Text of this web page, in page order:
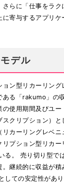
さらに「仕事をラク
寄与するアプリケ
デル
ョン型リカーリング
ある「rakumo」の
の使用期間及びユ
クリプション）と
リカーリングレベ
リプション型リカ
る。 売り切り型で
。継続的に収益が
しての安定性があ